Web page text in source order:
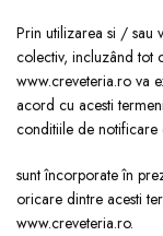
Prin utilizarea si / sau
colectiv, incluzând tot
www.creveteria.ro va
acord cu acesti
conditiile de notificare
sunt încorporate în
oricare dintre acesti
www.creveteria.ro.